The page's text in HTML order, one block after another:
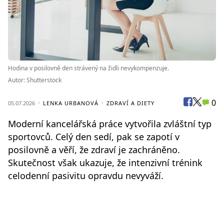
Hodina v posilovně den strávený na židli nevykompenzuje.
Autor: Shutterstock
05.07.2026 LENKA URBANOVÁ ZDRAVÍ A DIETY 0
Moderní kancelářská práce vytvořila zvláštní typ
sportovců. Celý den sedí, pak se zapotí v
posilovně a věří, že zdraví je zachráněno.
Skutečnost však ukazuje, že intenzivní trénink
celodenní pasivitu opravdu nevyváží.